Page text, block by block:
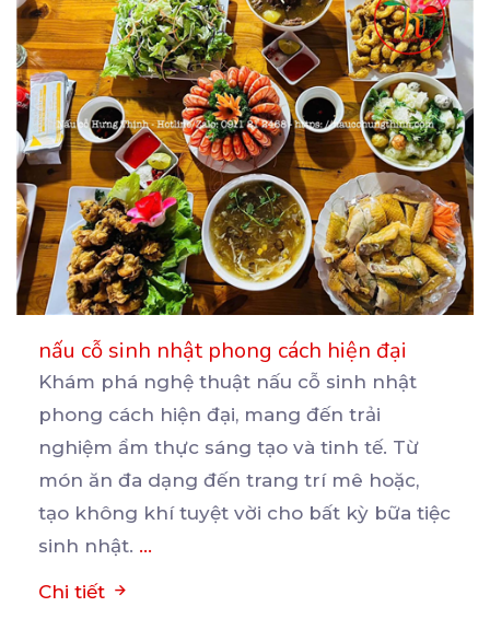
nấu cỗ sinh nhật phong cách hiện đại
Khám phá nghệ thuật nấu cỗ sinh nhật
phong cách hiện đại, mang đến trải
nghiệm ẩm thực sáng tạo và tinh tế. Từ
món ăn đa dạng đến trang trí mê hoặc,
tạo không khí tuyệt vời cho bất kỳ bữa tiệc
sinh nhật. ...
Chi tiết